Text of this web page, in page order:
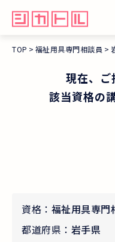
TOP 福祉用具専門相談員
現在、ご
該当資格の
資格： 福祉用具専門
都道府県： 岩手県